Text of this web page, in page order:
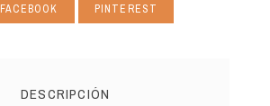
FACEBOOK PINTEREST
DESCRIPCIÓN